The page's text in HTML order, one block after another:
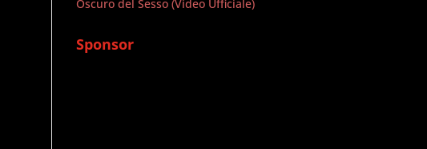
Oscuro del Sesso (Video Ufficiale)
Sponsor